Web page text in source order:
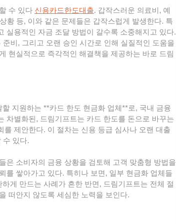
수 있다 신용카드한도대출. 갑작스러운 의료비, 예
황 등, 이와 같은 문제들은 갑작스럽게 발생한다. 특
실용적인 자금 조달 방법이 갈수록 소중해지고 있다.
비, 그리고 오랜 승인 시간로 인해 실질적인 도움을
현실적으로 즉각적인 해결책을 제공하는 바로 드림
지원하는 **카드 한도 현금화 업체**로, 국내 금융
차별화된, 드림기프트는 카드 한도를 돈으로 바꾸는
제안한다. 이 절차는 신용 등급 심사나 오랜 대출
수 있다.
은 소비자의 금융 상황을 검토해 고객 맞춤형 방법을
를 쌓아가고 있다. 특히나 보면, 일부 현금화 업체들
게 만드는 사례가 흔한 반면, 드림기프트는 전체 절
떠안지 않도록 세심한 노력을 보인다.